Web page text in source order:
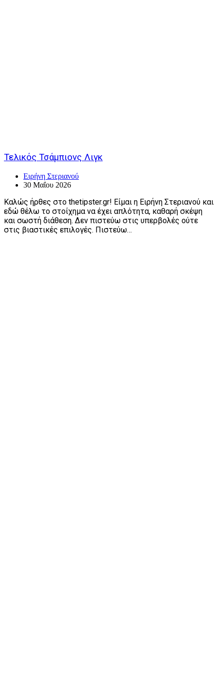
Τελικός Τσάμπιονς Λιγκ
Ειρήνη Στεριανού
30 Μαΐου 2026
Καλώς ήρθες στο thetipster.gr! Είμαι η Ειρήνη Στεριανού και
εδώ θέλω το στοίχημα να έχει απλότητα, καθαρή σκέψη
και σωστή διάθεση. Δεν πιστεύω στις υπερβολές ούτε
στις βιαστικές επιλογές. Πιστεύω…